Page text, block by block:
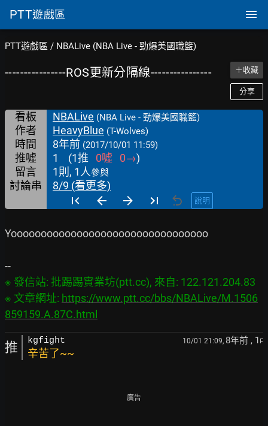
PTT遊戲區
PTT遊戲區 / NBALive (NBA Live - 勁爆美國職籃)
----------------ROS更新分隔線---------------- ＋收藏
分享
看板 NBALive (NBA Live - 勁爆美國職籃)
作者 HeavyBlue (T-Wolves)
時間 8年前 (2017/10/01 11:59)
推噓 1 (1推 0噓 0→)
留言
1則, 1人參與
討論串 8/9 (看更多)
說明
Yooooooooooooooooooooooooooooooooo
※ 發信站: 批踢踢實業坊(ptt.cc), 來自: 122.121.204.83
※ 文章網址: https://www.ptt.cc/bbs/NBALive/M.1506
859159.A.87C.html
推 kgfight 10/01 21:09, 8年前 , 1 F
辛苦了~~
廣告